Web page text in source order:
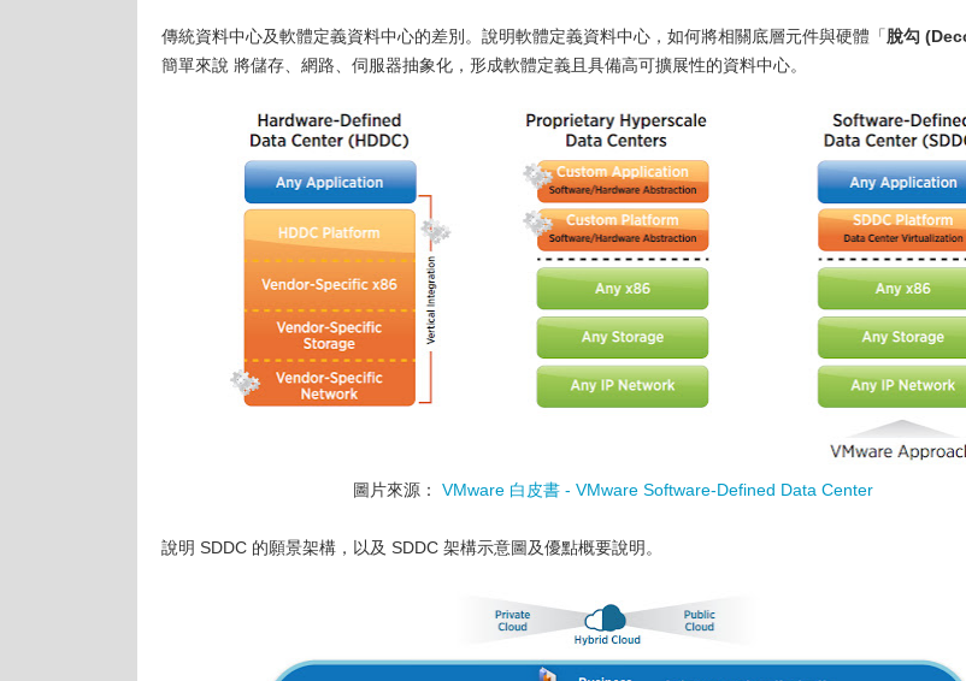
傳統資料中心及軟體定義資料中心的差別。說明軟體定義資料中心，如何將相關底層元件與硬體「脫勾
簡單來說 將儲存、網路、伺服器抽象化，形成軟體定義且具備高可擴展性的資料中心。
圖片來源： VMware 白皮書 - VMware Software-Defined Data Center
說明 SDDC 的願景架構，以及 SDDC 架構示意圖及優點概要說明。